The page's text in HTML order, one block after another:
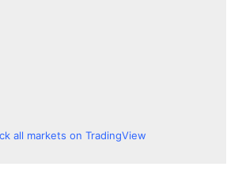
all markets on TradingView